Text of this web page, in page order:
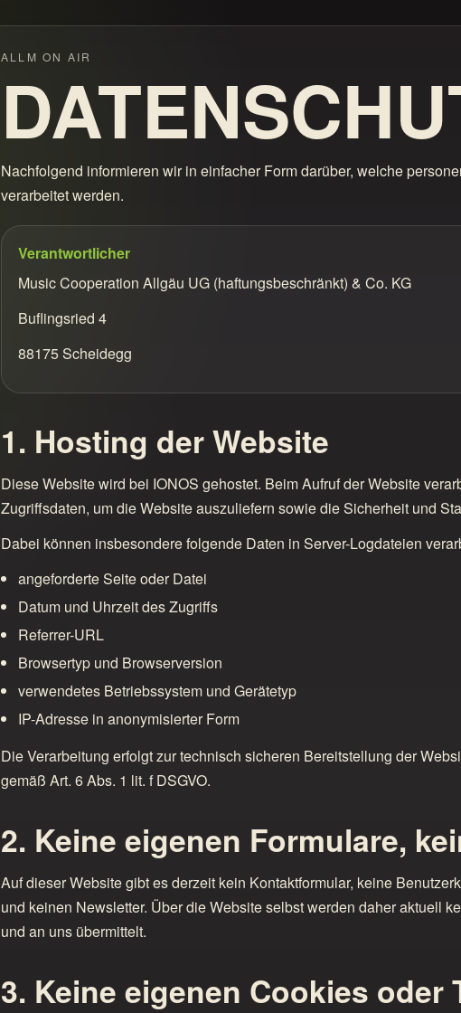
ALLM ON AIR
Nachfolgend informieren wir in einfacher Form darüber, welche
verarbeitet werden.
Verantwortlicher
Music Cooperation Allgäu UG (haftungsbeschränkt) & Co. KG
Buflingsried 4
88175 Scheidegg
1. Hosting der Website
Diese Website wird bei IONOS gehostet. Beim Aufruf der Website
Zugriffsdaten, um die Website auszuliefern sowie die Sicherheit und
Dabei können insbesondere folgende Daten in Server-Logdateien
angeforderte Seite oder Datei
Datum und Uhrzeit des Zugriffs
Referrer-URL
Browsertyp und Browserversion
verwendetes Betriebssystem und Gerätetyp
IP-Adresse in anonymisierter Form
Die Verarbeitung erfolgt zur technisch sicheren Bereitstellung der
gemäß Art. 6 Abs. 1 lit. f DSGVO.
2. Keine eigenen Formulare,
Auf dieser Website gibt es derzeit kein Kontaktformular, keine
und keinen Newsletter. Über die Website selbst werden daher aktuell
und an uns übermittelt.
3. Keine eigenen Cookies oder